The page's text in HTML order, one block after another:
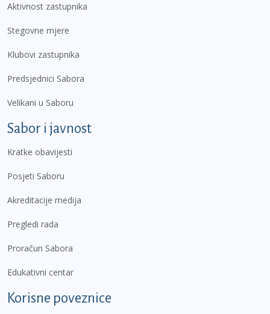
Aktivnost zastupnika
Stegovne mjere
Klubovi zastupnika
Predsjednici Sabora
Velikani u Saboru
Sabor i javnost
Kratke obavijesti
Posjeti Saboru
Akreditacije medija
Pregledi rada
Proračun Sabora
Edukativni centar
Korisne poveznice